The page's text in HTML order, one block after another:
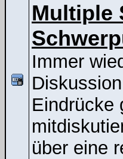
Multiple
Immer
Eindrücke
über eine